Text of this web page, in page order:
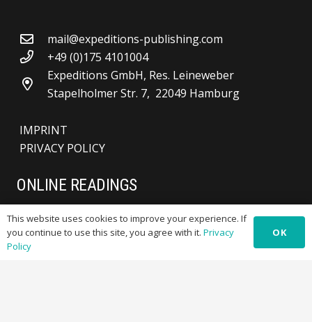
mail@expeditions-publishing.com
+49 (0)175 4101004
Expeditions GmbH, Res. Leineweber
Stapelholmer Str. 7, 22049 Hamburg
IMPRINT
PRIVACY POLICY
ONLINE READINGS
Visit our readings page:
This website uses cookies to improve your experience. If
you continue to use this site, you agree with it. Privacy
Policy
OK